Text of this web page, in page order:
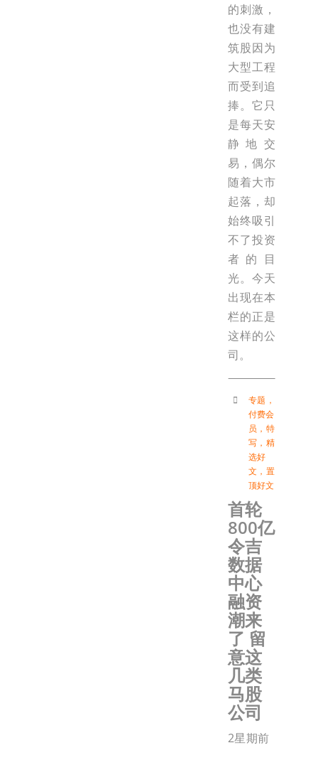
的刺激，
也没有建
筑股因为
大型工程
而受到追
捧。它只
是每天安
静地交
易，偶尔
随着大市
起落，却
始终吸引
不了投资
者的目
光。今天
出现在本
栏的正是
这样的公
司。
专题 ，
付费会
员 ， 特
写 ， 精
选好
文 ， 置
顶好文
首轮
800亿
令吉
数据
中心
融资
潮来
了 留
意这
几类
马股
公司
2星期前